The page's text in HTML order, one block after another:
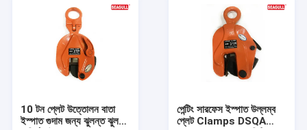
10 টন প্লেট উত্তোলন বাতা
ইস্পাত গুদাম জন্য ঝুলন্ত ঝুলন্ত
পেন্টিং সারফেস ইস্পাত উল্লম্ব
প্লেট Clamps DSQA